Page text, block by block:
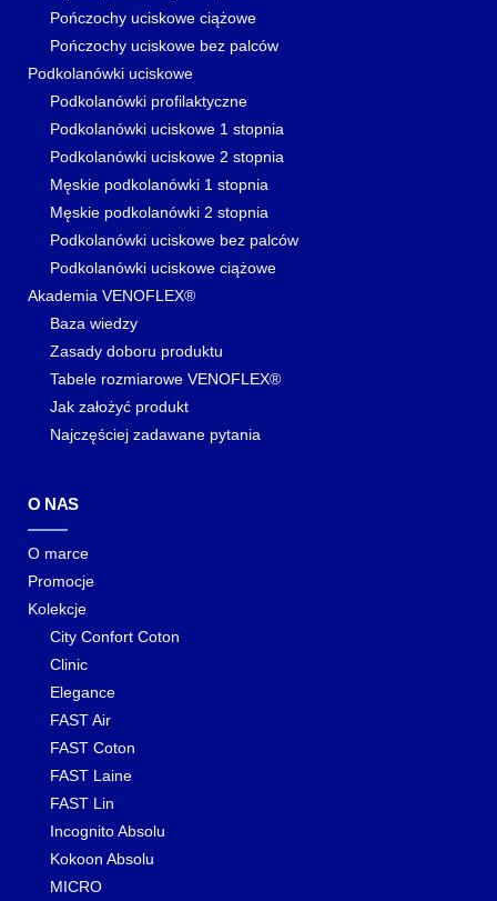
Pończochy uciskowe ciążowe
Pończochy uciskowe bez palców
Podkolanówki uciskowe
Podkolanówki profilaktyczne
Podkolanówki uciskowe 1 stopnia
Podkolanówki uciskowe 2 stopnia
Męskie podkolanówki 1 stopnia
Męskie podkolanówki 2 stopnia
Podkolanówki uciskowe bez palców
Podkolanówki uciskowe ciążowe
Akademia VENOFLEX®
Baza wiedzy
Zasady doboru produktu
Tabele rozmiarowe VENOFLEX®
Jak założyć produkt
Najczęściej zadawane pytania
O NAS
O marce
Promocje
Kolekcje
City Confort Coton
Clinic
Elegance
FAST Air
FAST Coton
FAST Laine
FAST Lin
Incognito Absolu
Kokoon Absolu
MICRO